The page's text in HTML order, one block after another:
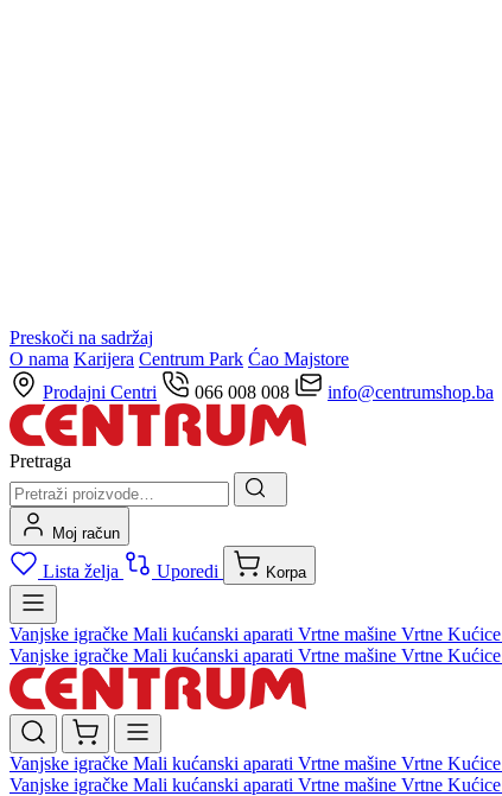
Preskoči na sadržaj
O nama Karijera Centrum Park Ćao Majstore
Prodajni Centri
066 008 008 info@centrumshop.ba
Pretraga
Moj račun
Lista želja Uporedi Korpa
Vanjske igračke Mali kućanski aparati Vrtne mašine Vrtne Kućice
Vanjske igračke Mali kućanski aparati Vrtne mašine Vrtne Kućice
Vanjske igračke Mali kućanski aparati Vrtne mašine Vrtne Kućice
Vanjske igračke Mali kućanski aparati Vrtne mašine Vrtne Kućice